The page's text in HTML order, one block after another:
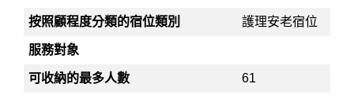
按照顧程度分類的宿位類別 護理安老宿位
服務對象
可收納的最多人數 61